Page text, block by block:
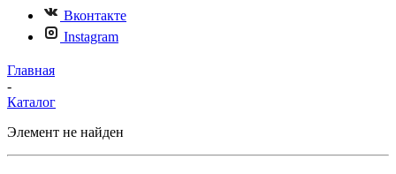
Вконтакте
Instagram
Главная
-
Каталог
Элемент не найден